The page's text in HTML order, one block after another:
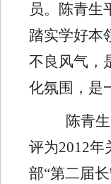
员。陈青生
踏实学好本
不良风气，
化氛围，是
陈青生
评为2012年
部“第二届